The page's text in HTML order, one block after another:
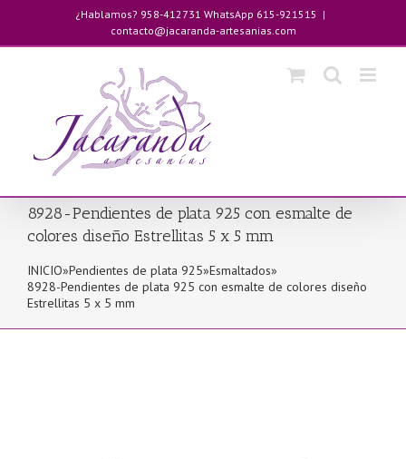
contenido
¿Hablamos? 958-412731 WhatsApp 615-921515 |
contacto@jacaranda-artesanias.com
8928-Pendientes de plata 925 con esmalte de
colores diseño Estrellitas 5 x 5 mm
INICIO»Pendientes de plata 925»Esmaltados»
8928-Pendientes de plata 925 con esmalte de colores diseño
Estrellitas 5 x 5 mm